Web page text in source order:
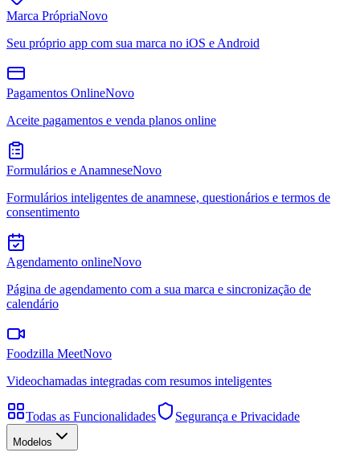
Marca PrópriaNovo
Seu próprio app com sua marca no iOS e Android
Pagamentos OnlineNovo
Aceite pagamentos e venda planos online
Formulários e AnamneseNovo
Formulários inteligentes de anamnese, questionários e termos de
consentimento
Agendamento onlineNovo
Página de agendamento com a sua marca e sincronização de
calendário
Foodzilla MeetNovo
Videochamadas integradas com resumos inteligentes
Todas as Funcionalidades Segurança e Privacidade
Modelos